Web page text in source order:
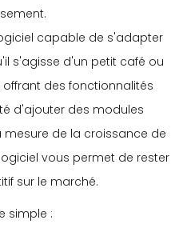
capable de s'adapter
s'agisse d'un petit café ou
des fonctionnalités
d'ajouter des modules
de la croissance de
vous permet de rester
sur le marché.
simple :